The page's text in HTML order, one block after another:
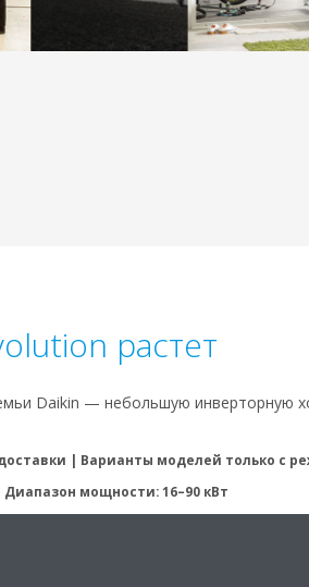
растет
Daikin — небольшую инверторную
| Варианты моделей только с
мощности: 16–90 кВт